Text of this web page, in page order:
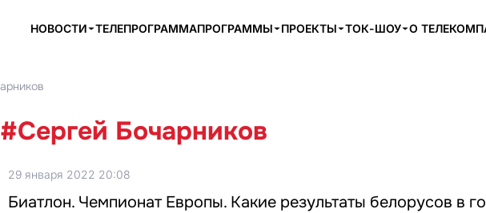
НОВОСТИ ТЕЛЕПРОГРАММАПРОГРАММЫ ПРОЕКТЫ ТОК-ШОУ О
#Сергей Бочарников
29 января 2022 20:08
Биатлон. Чемпионат Европы. Какие результаты белорусов в